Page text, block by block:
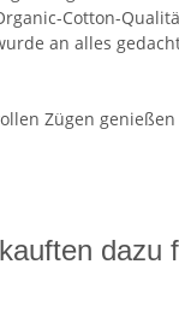
Cotton-
an alles
Zügen
dazu